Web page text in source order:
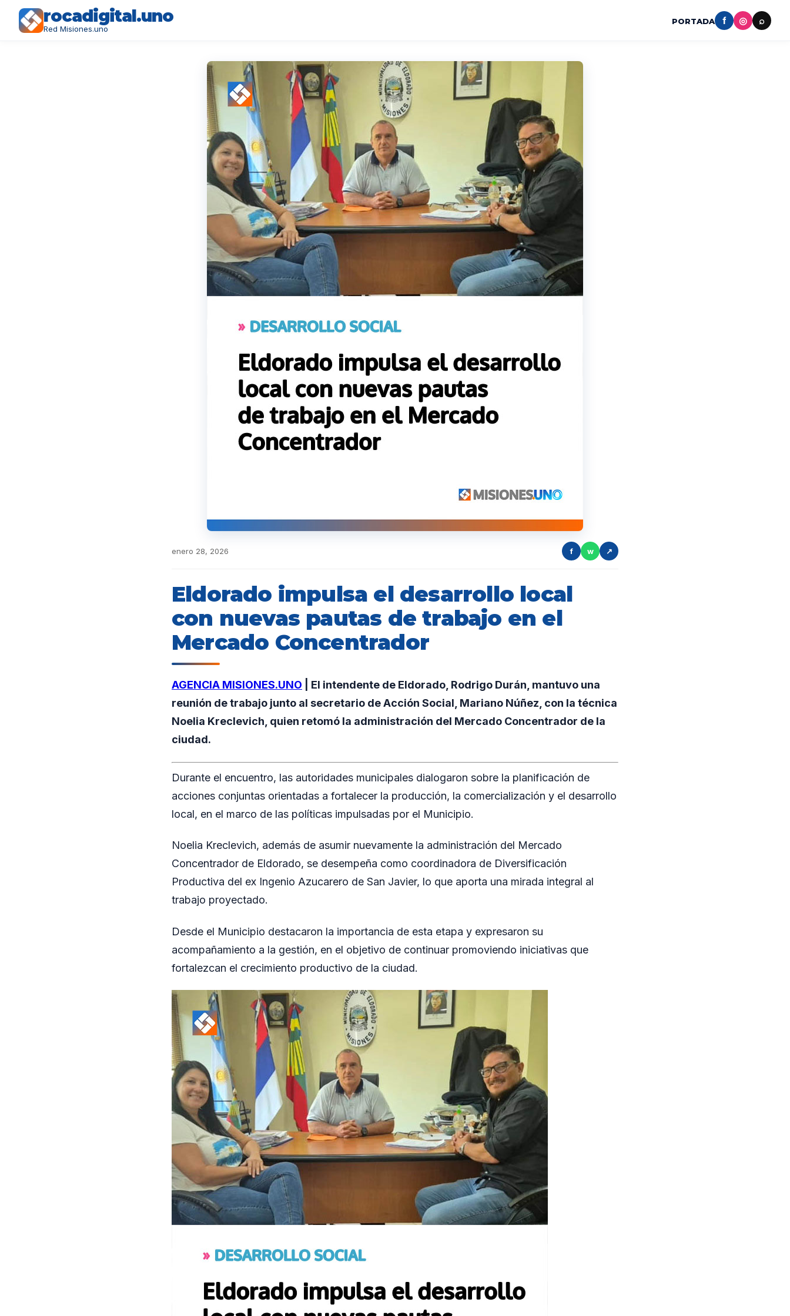
rocadigital.uno
Red Misiones.uno
PORTADA f ◎ ⌕
enero 28, 2026 f w ↗
Eldorado impulsa el desarrollo local
con nuevas pautas de trabajo en el
Mercado Concentrador
AGENCIA MISIONES.UNO | El intendente de Eldorado, Rodrigo Durán, mantuvo una
reunión de trabajo junto al secretario de Acción Social, Mariano Núñez, con la técnica
Noelia Kreclevich, quien retomó la administración del Mercado Concentrador de la
ciudad.
Durante el encuentro, las autoridades municipales dialogaron sobre la planificación de
acciones conjuntas orientadas a fortalecer la producción, la comercialización y el desarrollo
local, en el marco de las políticas impulsadas por el Municipio.
Noelia Kreclevich, además de asumir nuevamente la administración del Mercado
Concentrador de Eldorado, se desempeña como coordinadora de Diversificación
Productiva del ex Ingenio Azucarero de San Javier, lo que aporta una mirada integral al
trabajo proyectado.
Desde el Municipio destacaron la importancia de esta etapa y expresaron su
acompañamiento a la gestión, en el objetivo de continuar promoviendo iniciativas que
fortalezcan el crecimiento productivo de la ciudad.